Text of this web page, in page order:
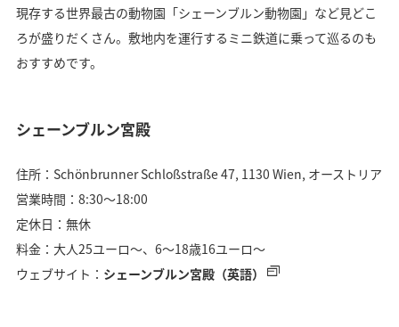
現存する世界最古の動物園「シェーンブルン動物園」など見どこ
ろが盛りだくさん。敷地内を運行するミニ鉄道に乗って巡るのも
おすすめです。
シェーンブルン宮殿
住所：Schönbrunner Schloßstraße 47, 1130 Wien, オーストリア
営業時間：8:30〜18:00
定休日：無休
料金：大人25ユーロ〜、6〜18歳16ユーロ〜
ウェブサイト： シェーンブルン宮殿（英語）